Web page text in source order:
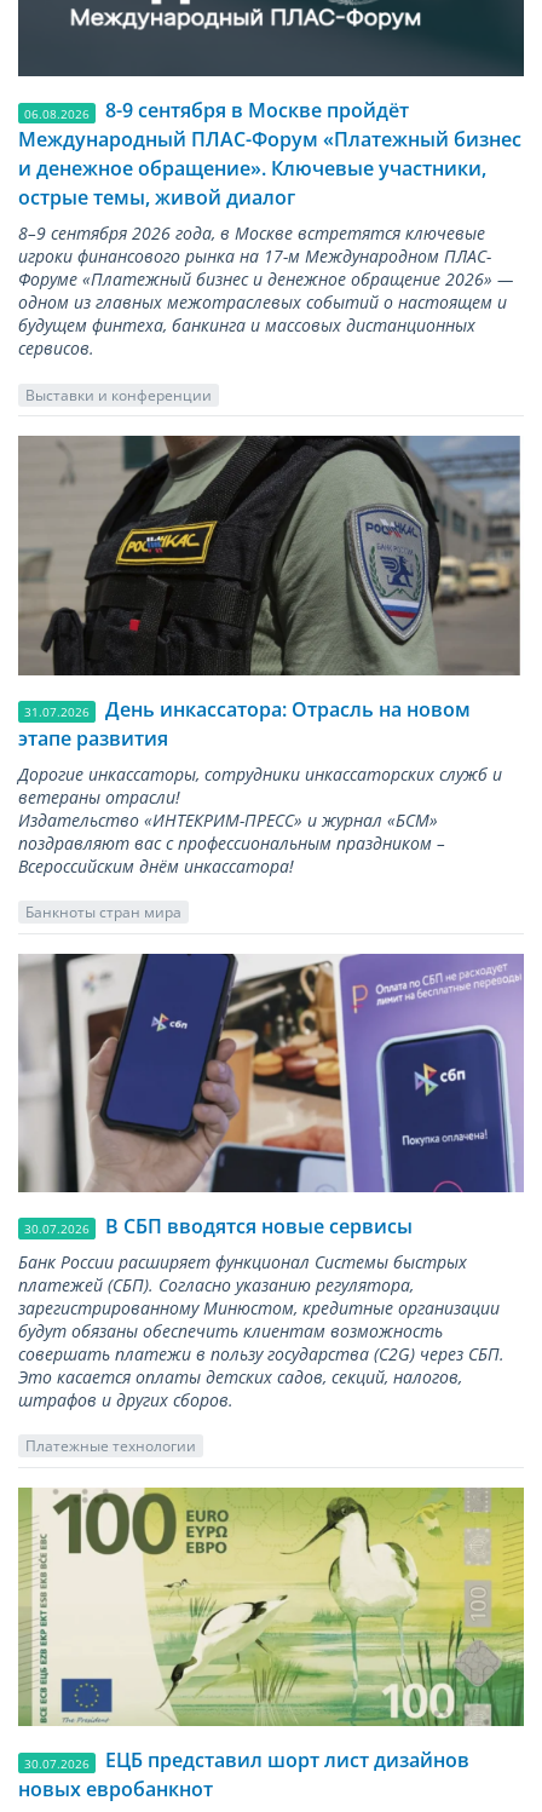
06.08.2026
8-9 сентября в Москве пройдёт
Международный ПЛАС-Форум «Платежный бизнес
и денежное обращение». Ключевые участники,
острые темы, живой диалог
8–9 сентября 2026 года, в Москве встретятся ключевые
игроки финансового рынка на 17-м Международном ПЛАС-
Форуме «Платежный бизнес и денежное обращение 2026» —
одном из главных межотраслевых событий о настоящем и
будущем финтеха, банкинга и массовых дистанционных
сервисов.
Выставки и конференции
31.07.2026
День инкассатора: Отрасль на новом
этапе развития
Дорогие инкассаторы, сотрудники инкассаторских служб и
ветераны отрасли!
Издательство «ИНТЕКРИМ-ПРЕСС» и журнал «БСМ»
поздравляют вас с профессиональным праздником –
Всероссийским днём инкассатора!
Банкноты стран мира
30.07.2026 В СБП вводятся новые сервисы
Банк России расширяет функционал Системы быстрых
платежей (СБП). Согласно указанию регулятора,
зарегистрированному Минюстом, кредитные организации
будут обязаны обеспечить клиентам возможность
совершать платежи в пользу государства (С2G) через СБП.
Это касается оплаты детских садов, секций, налогов,
штрафов и других сборов.
Платежные технологии
30.07.2026
ЕЦБ представил шорт лист дизайнов
новых евробанкнот